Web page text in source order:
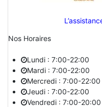
Nos Horaires
Lundi : 7:00-22:00
Mardi : 7:00-22:00
Mercredi : 7:00-22:00
Jeudi : 7:00-22:00
Vendredi : 7:00-20:00